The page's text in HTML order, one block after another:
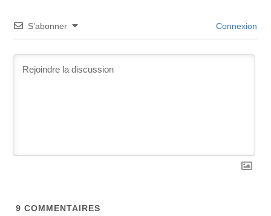
S’abonner Connexion
9 COMMENTAIRES